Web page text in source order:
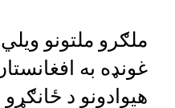
ملګرو ملتونو
غونډه به
هیوادونو د